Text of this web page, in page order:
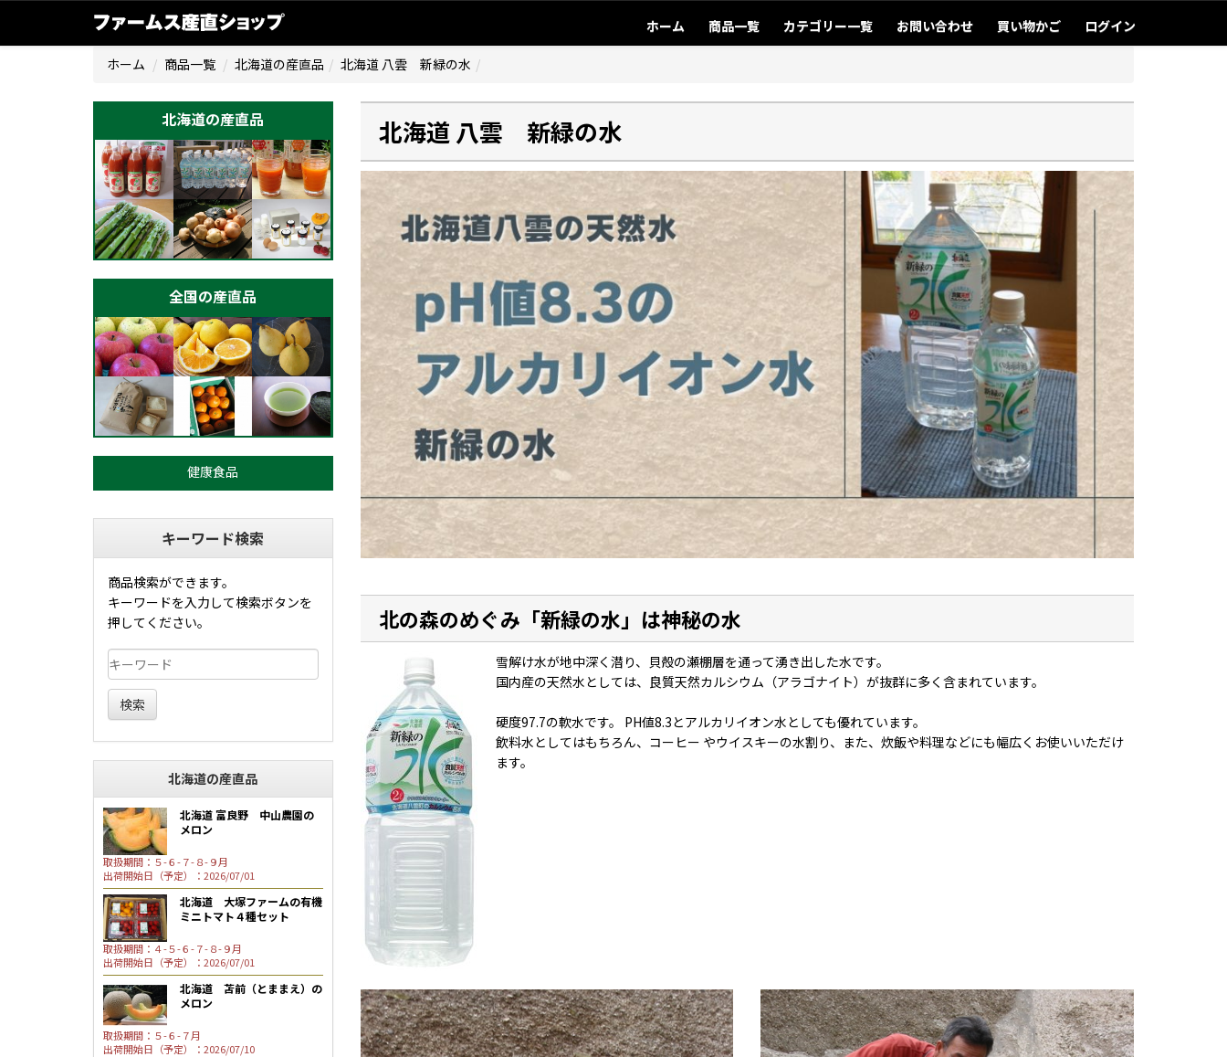
ホーム 商品一覧 カテゴリー一覧 お問い合わせ 買い物かご ログイン
ホーム 商品一覧 北海道の産直品 北海道 八雲 新緑の水
北海道の産直品
全国の産直品
健康食品
キーワード検索
商品検索ができます。
キーワードを入力して検索ボタンを
押してください。
検索
北海道の産直品
北海道 富良野 中山農園の
メロン
取扱期間：５-６-７-８-９月
出荷開始日（予定）：2026/07/01
北海道 大塚ファームの有機
ミニトマト４種セット
取扱期間：４-５-６-７-８-９月
出荷開始日（予定）：2026/07/01
北海道 苫前（とままえ）の
メロン
取扱期間：５-６-７月
出荷開始日（予定）：2026/07/10
北海道 八雲 新緑の水
北の森のめぐみ「新緑の水」は神秘の水
雪解け水が地中深く潜り、貝殻の瀬棚層を通って湧き出した水です。
国内産の天然水としては、良質天然カルシウム（アラゴナイト）が抜群に多く含まれています。
硬度97.7の軟水です。 PH値8.3とアルカリイオン水としても優れています。
飲料水としてはもちろん、コーヒー やウイスキーの水割り、また、炊飯や料理などにも幅広くお使いいただけ
ます。